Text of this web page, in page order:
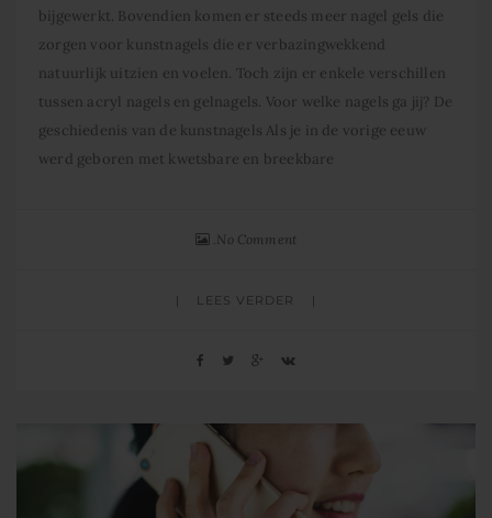
bijgewerkt. Bovendien komen er steeds meer nagel gels die
zorgen voor kunstnagels die er verbazingwekkend
natuurlijk uitzien en voelen. Toch zijn er enkele verschillen
tussen acryl nagels en gelnagels. Voor welke nagels ga jij? De
geschiedenis van de kunstnagels Als je in de vorige eeuw
werd geboren met kwetsbare en breekbare
No Comment
LEES VERDER